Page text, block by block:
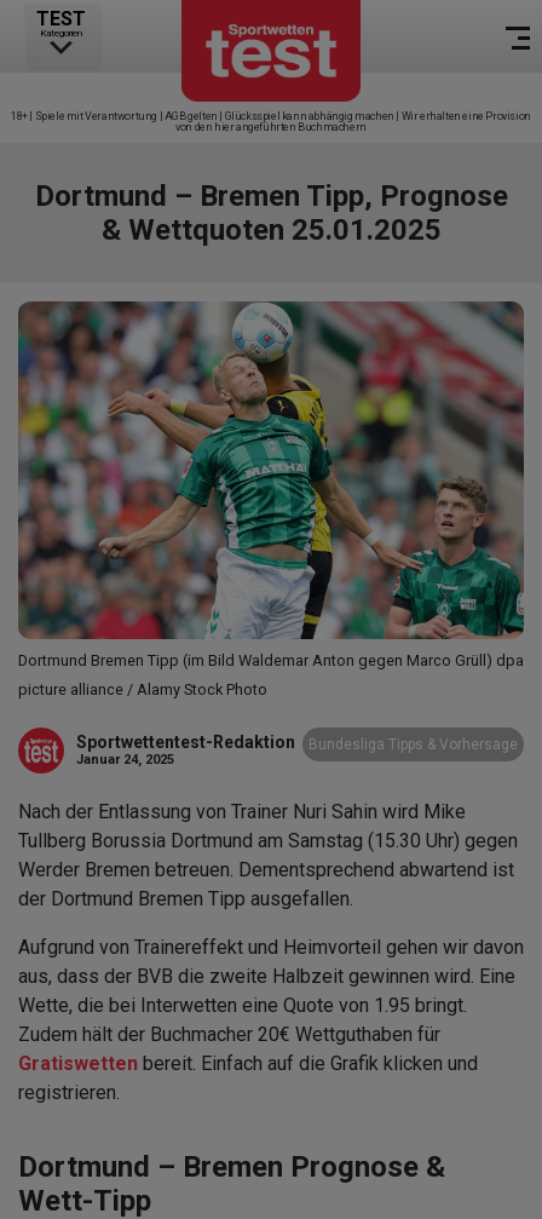
TEST
Kategorien
18+ | Spiele mit Verantwortung | AGB gelten | Glücksspiel kann abhängig machen | Wir erhalten eine Provision
von den hier angeführten Buchmachern
Dortmund – Bremen Tipp, Prognose
& Wettquoten 25.01.2025
Dortmund Bremen Tipp (im Bild Waldemar Anton gegen Marco Grüll) dpa
picture alliance / Alamy Stock Photo
Sportwettentest-Redaktion
Januar 24, 2025
Bundesliga Tipps & Vorhersage
Nach der Entlassung von Trainer Nuri Sahin wird Mike
Tullberg Borussia Dortmund am Samstag (15.30 Uhr) gegen
Werder Bremen betreuen. Dementsprechend abwartend ist
der Dortmund Bremen Tipp ausgefallen.
Aufgrund von Trainereffekt und Heimvorteil gehen wir davon
aus, dass der BVB die zweite Halbzeit gewinnen wird. Eine
Wette, die bei Interwetten eine Quote von 1.95 bringt.
Zudem hält der Buchmacher 20€ Wettguthaben für
Gratiswetten bereit. Einfach auf die Grafik klicken und
registrieren.
Dortmund – Bremen Prognose &
Wett-Tipp